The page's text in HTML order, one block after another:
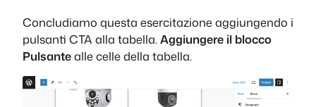
Concludiamo questa esercitazione aggiungendo i
pulsanti CTA alla tabella.Aggiungere il blocco
Pulsantealle celle della tabella.